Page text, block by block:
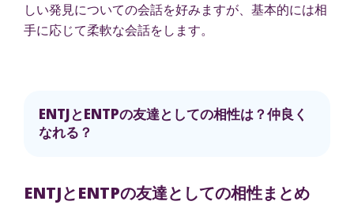
しい発見についての会話を好みますが、基本的には相
手に応じて柔軟な会話をします。
ENTJとENTPの友達としての相性は？仲良く
なれる？
ENTJとENTPの友達としての相性まとめ